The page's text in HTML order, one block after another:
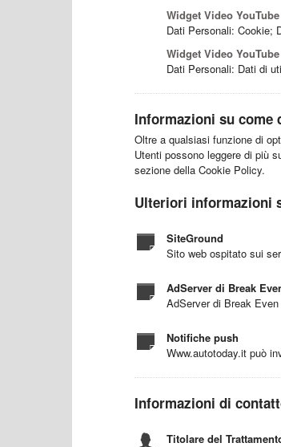
Widget Video YouTube
Dati Personali: Cookie;
Widget Video
Dati Personali: Dati di
Informazioni su
Oltre a qualsiasi funzione di
Utenti possono leggere di più
sezione della Cookie Policy.
Ulteriori informazioni
SiteGround
Sito web ospitato sui
AdServer di Break
AdServer di Break
Notifiche push
Www.autotoday.it può
Informazioni di
Titolare del